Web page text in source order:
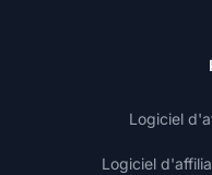
Logiciel
Logiciel